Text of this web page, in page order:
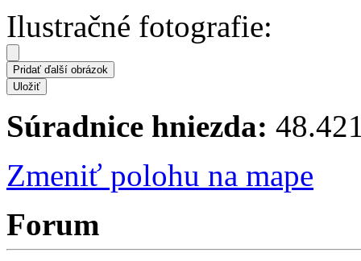
Ilustračné fotografie:
Súradnice hniezda:
Zmeniť polohu na mape
Forum